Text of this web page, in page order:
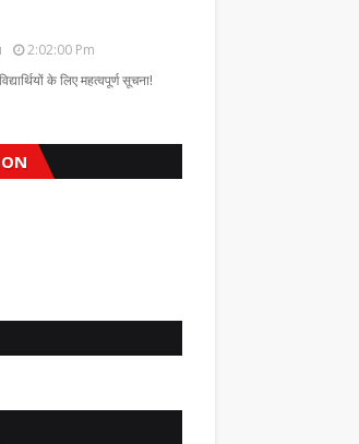
2:02:00 Pm
के लिए महत्वपूर्ण सूचना!